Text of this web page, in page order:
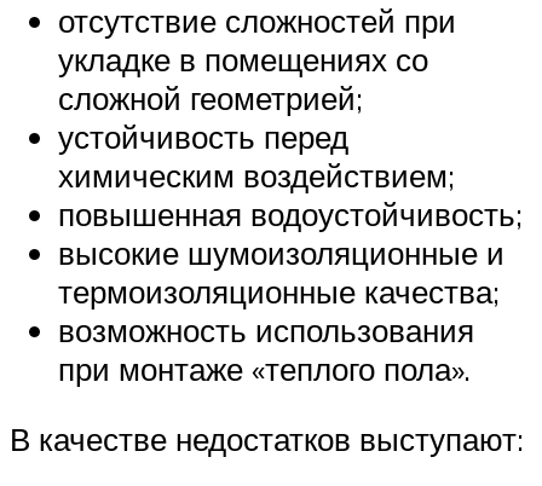
отсутствие сложностей при
укладке в помещениях со
сложной геометрией;
устойчивость перед
химическим воздействием;
повышенная водоустойчивость;
высокие шумоизоляционные и
термоизоляционные качества;
возможность использования
при монтаже «теплого пола».
В качестве недостатков выступают: